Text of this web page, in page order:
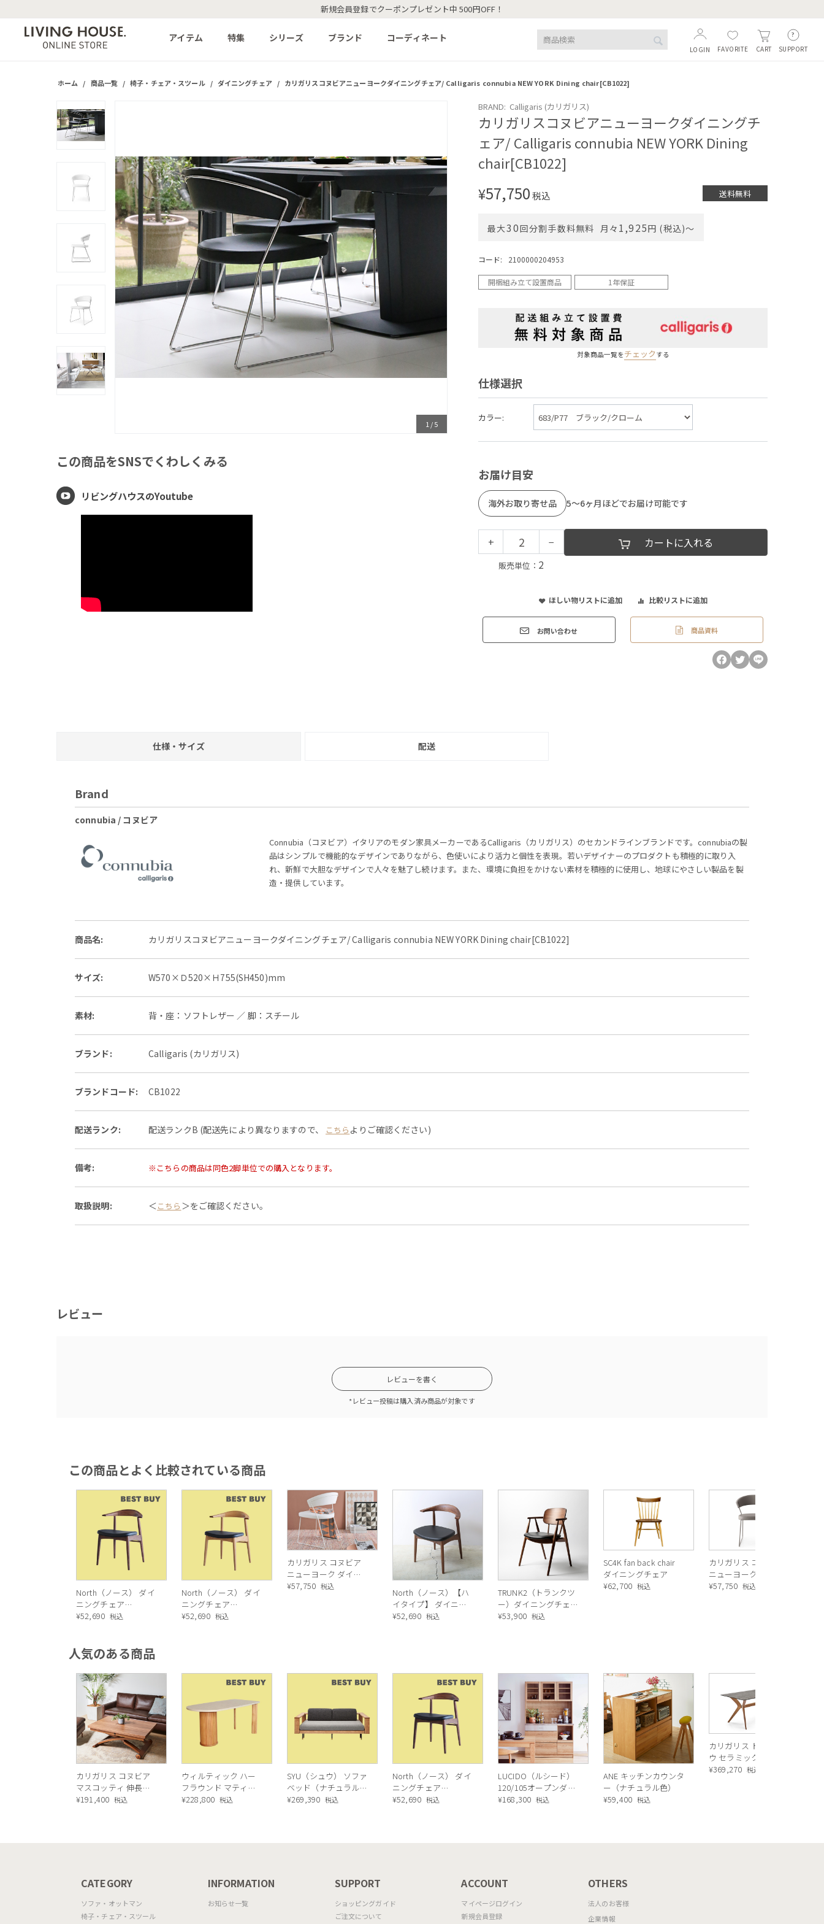
新規会員登録でクーポンプレゼント中 500円OFF！
アイテム 特集 シリーズ ブランド コーディネート
SUPPORT
CART
FAVORITE
LOGIN
ホーム / 商品一覧 / 椅子・チェア・スツール / ダイニングチェア / カリガリスコヌビアニューヨークダイニングチェア/ Calligaris connubia NEW YORK Dining chair[CB1022]
1 /5
この商品をSNSでくわしくみる
リビングハウスのYoutube
BRAND: Calligaris (カリガリス)
カリガリスコヌビアニューヨークダイニングチ
ェア/ Calligaris connubia NEW YORK Dining
chair[CB1022]
¥57,750税込 送料無料
最大30回分割手数料無料 月々 1,925円 (税込)〜
コード: 2100000204953
開梱組み立て設置商品 1年保証
対象商品一覧をチェック する
仕様選択
カラー:
お届け目安
海外お取り寄せ品 5～6ヶ月ほどでお届け可能です
+ −
販売単位： 2
カートに入れる
ほしい物リストに追加 比較リストに追加
お問い合わせ 商品資料
仕様・サイズ 配送
Brand
connubia / コヌビア
Connubia（コヌビア）イタリアのモダン家具メーカーであるCalligaris（カリガリス）のセカンドラインブランドです。connubiaの製
品はシンプルで機能的なデザインでありながら、色使いにより活力と個性を表現。若いデザイナーのプロダクトも積極的に取り入
れ、新鮮で大胆なデザインで人々を魅了し続けます。また、環境に負担をかけない素材を積極的に使用し、地球にやさしい製品を製
造・提供しています。
商品名: カリガリスコヌビアニューヨークダイニングチェア/ Calligaris connubia NEW YORK Dining chair[CB1022]
サイズ: W570×Ｄ520×Ｈ755(SH450)mm
素材: 背・座：ソフトレザー ／ 脚：スチール
ブランド: Calligaris (カリガリス)
ブランドコード: CB1022
配送ランク: 配送ランクB (配送先により異なりますので、 こちら よりご確認ください)
備考: ※こちらの商品は同色2脚単位での購入となります。
取扱説明: ＜こちら ＞をご確認ください。
レビュー
レビューを書く
*レビュー投稿は購入済み商品が対象です
この商品とよく比較されている商品
North（ノース） ダイ
ニングチェア
AC02（ウォールナッ
¥52,690 税込
North（ノース） ダイ
ニングチェア
AC02（オーク）
¥52,690 税込
カリガリス コヌビア
ニューヨーク ダイニ
ングチェア (ソフトレ
¥57,750 税込
North（ノース）【ハ
イタイプ】 ダイニン
グチェア AC02（ウォ
¥52,690 税込
TRUNK2（トランクツ
ー）ダイニングチェア
DC2（ウォールナッ
¥53,900 税込
SC4K fan back chair
ダイニングチェア
¥62,700 税込
カリガリス コヌビア
ニューヨーク ダイニ
ングチェア (ソフトレ
¥57,750 税込
人気のある商品
カリガリス コヌビア
マスコッティ 伸長・
昇降式テーブル ／
¥191,400 税込
ウィルティック ハー
フラウンド マティエ
ラ塗装 ダイニングテ
¥228,800 税込
SYU（シュウ） ソファ
ベッド（ナチュラル）
190cm
¥269,390 税込
North（ノース） ダイ
ニングチェア
AC02（ウォールナッ
¥52,690 税込
LUCIDO（ルシード）
120/105オープンダイ
ニングボード ナチュ
¥168,300 税込
ANE キッチンカウンタ
ー（ナチュラル色）
¥59,400 税込
カリガリス トウキョ
ウ セラミック ダイニ
ングテーブル ／
¥369,270 税込
CATEGORY
ソファ・オットマン
椅子・チェア・スツール
INFORMATION
お知らせ一覧
SUPPORT
ショッピングガイド
ご注文について
ACCOUNT
マイページログイン
新規会員登録
OTHERS
法人のお客様
企業情報